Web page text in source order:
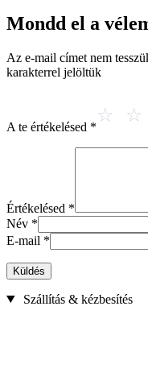
Mondd el a
Az e-mail címet nem
karakterrel jelöltük
A te értékelésed *
Értékelésed *
Név *
E-mail *
Küldés
Szállítás & kézbesítés